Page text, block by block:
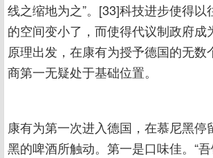
线之缩地为之”。[33]科技进步使得以
的空间变小了，而使得代议制政府成
原理出发，在康有为授予德国的无数
商第一无疑处于基础位置。
康有为第一次进入德国，在慕尼黑停
黑的啤酒所触动。第一是口味佳。“